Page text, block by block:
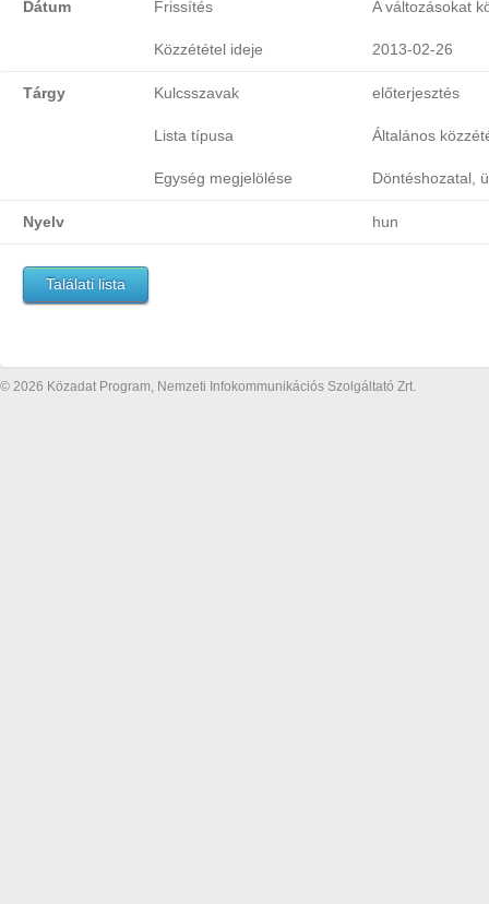
Dátum Frissítés A változásokat
Közzététel ideje 2013-02-26
Tárgy Kulcsszavak előterjesztés
Lista típusa Általános
Egység megjelölése Döntéshozatal,
Nyelv hun
Találati lista
© 2026 Közadat Program, Nemzeti Infokommunikációs Szolgáltató Zrt.